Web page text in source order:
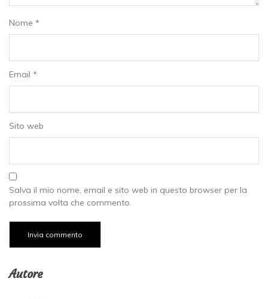
Nome *
Email *
Sito web
Salva il mio nome, email e sito web in questo browser per la
prossima volta che commento.
Autore